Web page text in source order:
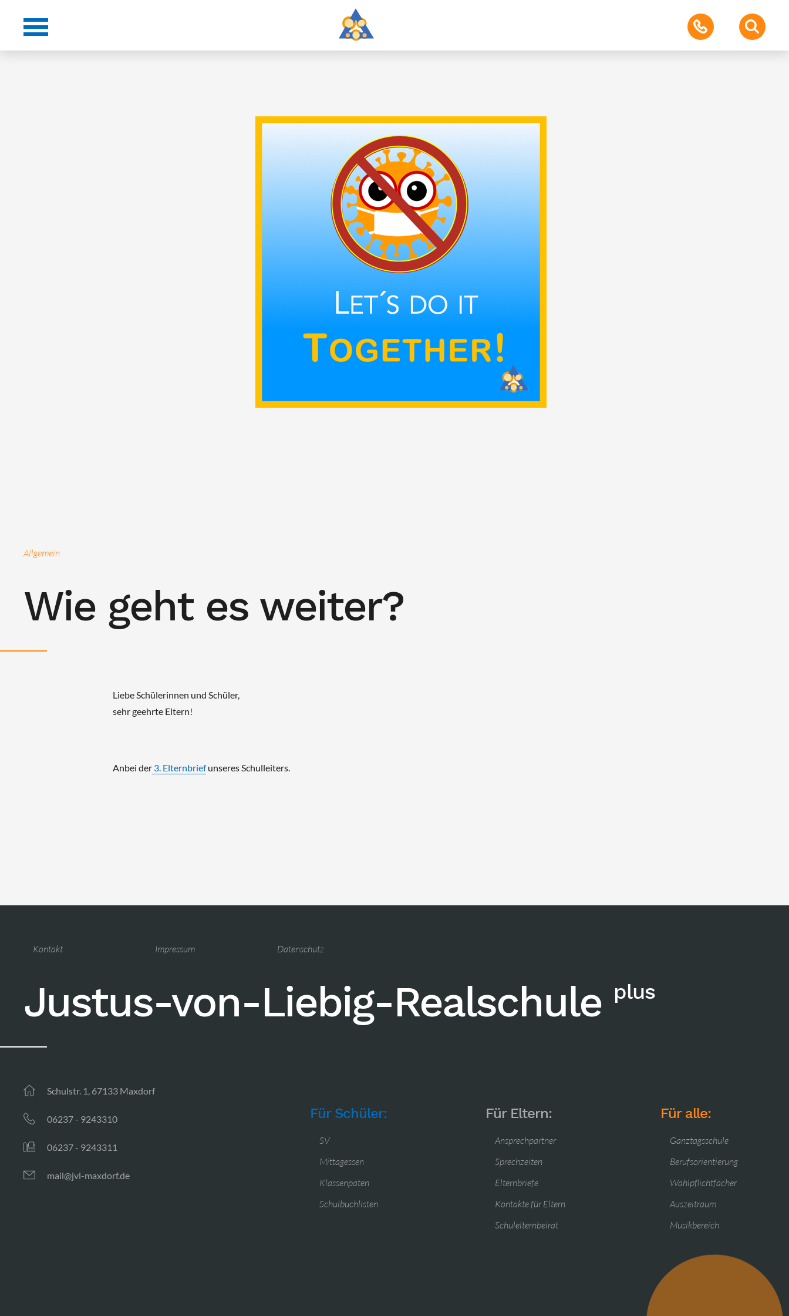
Allgemein
Wie geht es weiter?
Liebe Schülerinnen und Schüler,
sehr geehrte Eltern!
Anbei der 3. Elternbriefunseres Schulleiters.
Kontakt Impressum Datenschutz
Justus-von-Liebig-Realschule plus
Schulstr. 1, 67133 Maxdorf
06237 - 9243310
06237 - 9243311
mail@jvl-maxdorf.de
Für Schüler:
SV
Mittagessen
Klassenpaten
Schulbuchlisten
Für Eltern:
Ansprechpartner
Sprechzeiten
Elternbriefe
Kontakte für Eltern
Schulelternbeirat
Für alle:
Ganztagsschule
Berufsorientierung
Wahlpflichtfächer
Auszeitraum
Musikbereich